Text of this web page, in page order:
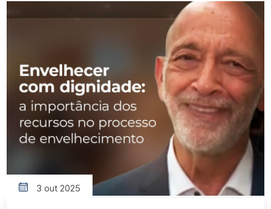
destacando na defesa dos direitos das pessoas
idosas e na luta por uma sociedade mais justa […]
3 out 2025